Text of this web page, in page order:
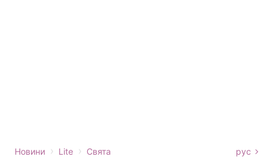
Новини › Lite › Свята рус